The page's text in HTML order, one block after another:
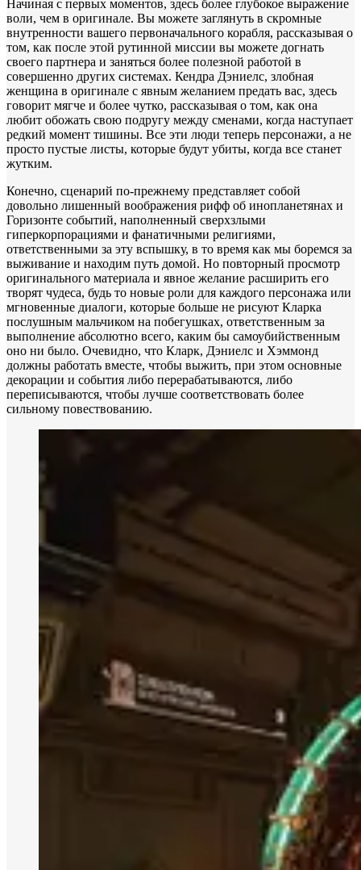
Начиная с первых моментов, здесь более глубокое выражение
воли, чем в оригинале. Вы можете заглянуть в скромные
внутренности вашего первоначального корабля, рассказывая о
том, как после этой рутинной миссии вы можете догнать
своего партнера и заняться более полезной работой в
совершенно других системах. Кендра Дэниелс, злобная
женщина в оригинале с явным желанием предать вас, здесь
говорит мягче и более чутко, рассказывая о том, как она
любит обожать свою подругу между сменами, когда наступает
редкий момент тишины. Все эти люди теперь персонажи, а не
просто пустые листы, которые будут убиты, когда все станет
жутким.
Конечно, сценарий по-прежнему представляет собой
довольно лишенный воображения рифф об инопланетянах и
Горизонте событий, наполненный сверхзлыми
гиперкорпорациями и фанатичными религиями,
ответственными за эту вспышку, в то время как мы боремся за
выживание и находим путь домой. Но повторный просмотр
оригинального материала и явное желание расширить его
творят чудеса, будь то новые роли для каждого персонажа или
мгновенные диалоги, которые больше не рисуют Кларка
послушным мальчиком на побегушках, ответственным за
выполнение абсолютно всего, каким бы самоубийственным
оно ни было. Очевидно, что Кларк, Дэниелс и Хэммонд
должны работать вместе, чтобы выжить, при этом основные
декорации и события либо перерабатываются, либо
переписываются, чтобы лучше соответствовать более
сильному повествованию.